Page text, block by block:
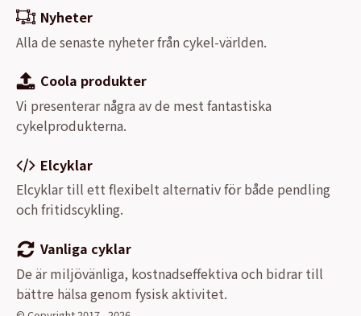
Nyheter
Alla de senaste nyheter från cykel-världen.
Coola produkter
Vi presenterar några av de mest fantastiska
cykelprodukterna.
Elcyklar
Elcyklar till ett flexibelt alternativ för både pendling
och fritidscykling.
Vanliga cyklar
De är miljövänliga, kostnadseffektiva och bidrar till
bättre hälsa genom fysisk aktivitet.